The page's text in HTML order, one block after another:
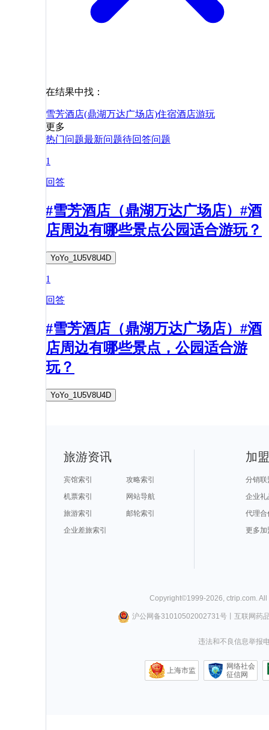
在结果中找：
雪芳酒店(鼎湖万达广场店)住宿酒店游玩
更多
热门问题最新问题待回答问题
1
回答
#雪芳酒店（鼎湖万达广场店）#酒
店周边有哪些景点公园适合游玩？
YoYo_1U5V8U4D
1
回答
#雪芳酒店（鼎湖万达广场店）#酒
店周边有哪些景点，公园适合游
玩？
YoYo_1U5V8U4D
旅游资讯
宾馆索引
攻略索引
机票索引
网站导航
旅游索引
邮轮索引
企业差旅索引
加
分销联
企业礼
代理合
更多加
Copyright©1999-2026 ctrip.com .
沪公网备31010502002731号丨 互联网药
违法和不良信息举报
上海市监
网络社会
征信网